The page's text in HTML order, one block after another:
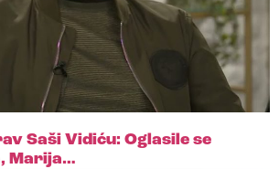
Saši Vidiću: Oglasile se
Marija…